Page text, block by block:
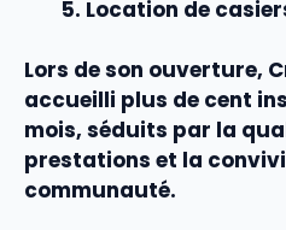
Location de
Lors de son ouverture,
accueilli plus de cent
mois, séduits par la
prestations et la
communauté.